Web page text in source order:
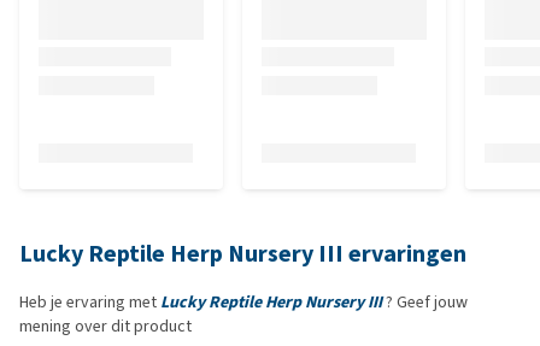
Lucky Reptile Herp Nursery III ervaringen
Heb je ervaring met Lucky Reptile Herp Nursery III? Geef jouw
mening over dit product